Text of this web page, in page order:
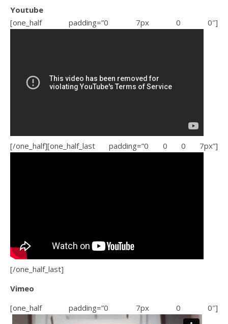
Youtube
[one_half padding=”0 7px 0 0″]
[/one_half][one_half_last padding=”0 0 0 7px”]
[/one_half_last]
Vimeo
[one_half padding=”0 7px 0 0″]